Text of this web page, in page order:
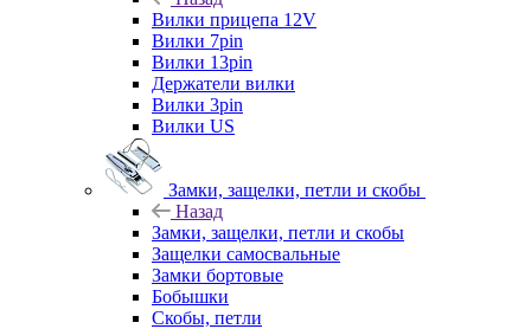
Вилки прицепа 12V
Вилки 7pin
Вилки 13pin
Держатели вилки
Вилки 3pin
Вилки US
Замки, защелки, петли и скобы
Назад
Замки, защелки, петли и скобы
Защелки самосвальные
Замки бортовые
Бобышки
Скобы, петли